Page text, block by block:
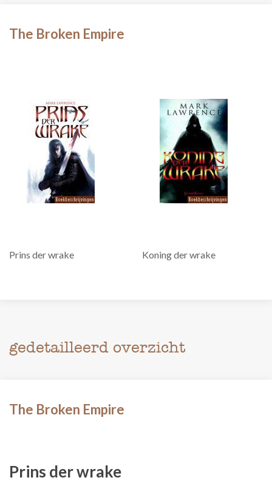
The Broken Empire
Prins der wrake Koning der wrake
gedetailleerd overzicht
The Broken Empire
Prins der wrake